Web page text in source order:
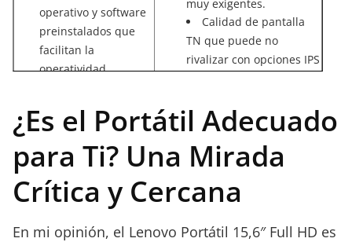
operativo y software
preinstalados que
facilitan la
operatividad.
múltiples puertos.
muy exigentes.
Calidad de pantalla
TN que puede no
rivalizar con opciones IPS
¿Es el Portátil Adecuado
para Ti? Una Mirada
Crítica y Cercana
En mi opinión, el Lenovo Portátil 15,6″ Full HD es